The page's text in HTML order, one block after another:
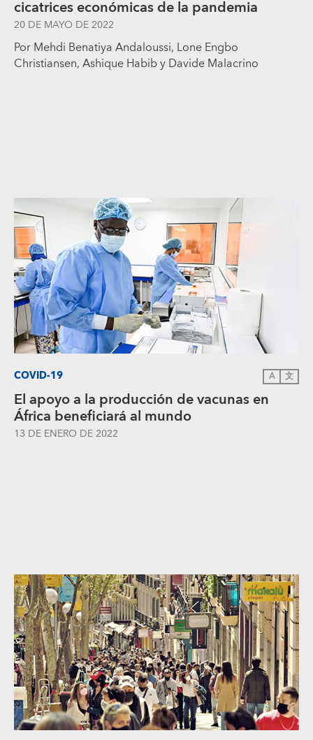
cicatrices económicas de la pandemia
20 DE MAYO DE 2022
Por Mehdi Benatiya Andaloussi, Lone Engbo
Christiansen, Ashique Habib y Davide Malacrino
COVID-19 A 文
El apoyo a la producción de vacunas en
África beneficiará al mundo
13 DE ENERO DE 2022